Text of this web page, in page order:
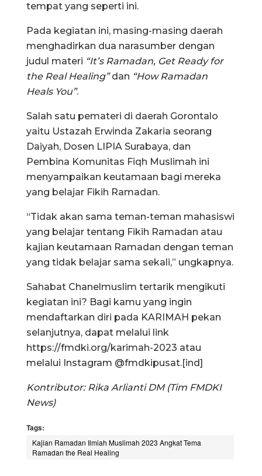
tempat yang seperti ini.
Pada kegiatan ini, masing-masing daerah
menghadirkan dua narasumber dengan
judul materi “It’s Ramadan, Get Ready for
the Real Healing”dan “How Ramadan
Heals You”.
Salah satu pemateri di daerah Gorontalo
yaitu Ustazah Erwinda Zakaria seorang
Daiyah, Dosen LIPIA Surabaya, dan
Pembina Komunitas Fiqh Muslimah ini
menyampaikan keutamaan bagi mereka
yang belajar Fikih Ramadan.
“Tidak akan sama teman-teman mahasiswi
yang belajar tentang Fikih Ramadan atau
kajian keutamaan Ramadan dengan teman
yang tidak belajar sama sekali,” ungkapnya.
Sahabat Chanelmuslim tertarik mengikuti
kegiatan ini? Bagi kamu yang ingin
mendaftarkan diri pada KARIMAH pekan
selanjutnya, dapat melalui link
https://fmdki.org/karimah-2023 atau
melalui Instagram @fmdkipusat.[ind]
Kontributor: Rika Arlianti DM (Tim FMDKI
News)
Tags:
Kajian Ramadan Ilmiah Muslimah 2023 Angkat Tema
Ramadan the Real Healing